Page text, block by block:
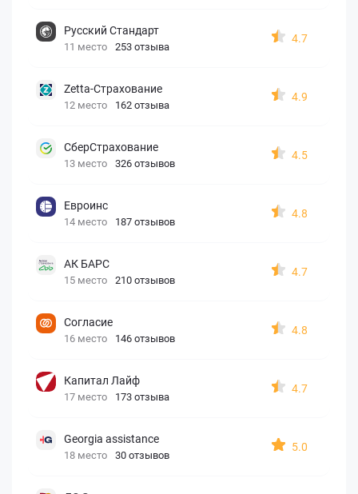
Русский Стандарт
11 место 253 отзыва
4.7
Zetta-Страхование
12 место 162 отзыва
4.9
СберСтрахование
13 место 326 отзывов
4.5
Евроинс
14 место 187 отзывов
4.8
АК БАРС
15 место 210 отзывов
4.7
Согласие
16 место 146 отзывов
4.8
Капитал Лайф
17 место 173 отзыва
4.7
Georgia assistance
18 место 30 отзывов
5.0